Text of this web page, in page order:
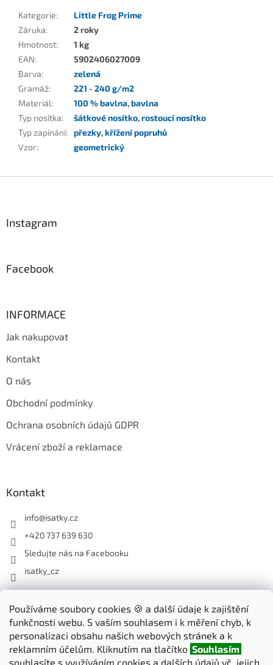
Používáme soubory cookies 🍪 a další údaje k zajištění
funkčnosti webu. S vaším souhlasem i k měření chyb, k
personalizaci obsahu našich webových stránek a k
reklamním účelům. Kliknutím na tlačítko Souhlasím
souhlasíte s využíváním cookies a dalších údajů vč. jejich
Kategorie:
Little Frog Prime
Záruka:
2 roky
Hmotnost:
1 kg
EAN:
5902406027009
Barva:
zelená
Gramáž:
221 - 240 g/m2
Materiál: 100 % bavlna,bavlna
Typ nosítka: šátkové nosítko,rostoucí nosítko
Typ zapínání: přezky,křížení popruhů
Vzor: geometrický
Instagram
Facebook
INFORMACE
Jak nakupovat
Kontakt
O nás
Obchodní podmínky
Ochrana osobních údajů GDPR
Vrácení zboží a reklamace
Kontakt
info@isatky.cz
+420 737 639 630
Sledujte nás na Facebooku
isatky_cz
Odebírat newsletter
Vložte svůj e-mail a my vám budeme zasílat informace o nových
produktech na našem e-shopu.